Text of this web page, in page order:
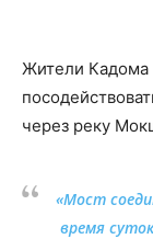
Жители Кадома
через реку
«Мост
время